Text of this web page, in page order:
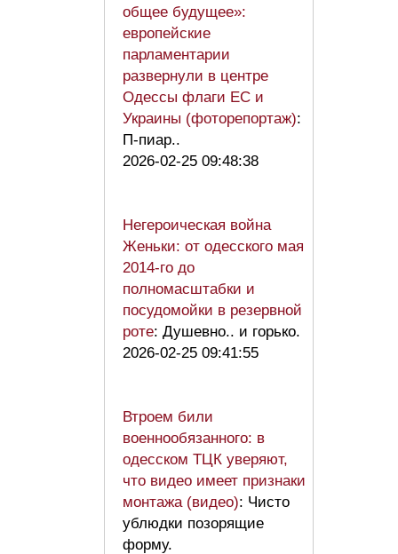
общее будущее»:
европейские
парламентарии
развернули в центре
Одессы флаги ЕС и
Украины (фоторепортаж):
П-пиар..
2026-02-25 09:48:38
Негероическая война
Женьки: от одесского мая
2014-го до
полномасштабки и
посудомойки в резервной
роте: Душевно.. и горько.
2026-02-25 09:41:55
Втроем били
военнообязанного: в
одесском ТЦК уверяют,
что видео имеет признаки
монтажа (видео): Чисто
ублюдки позорящие
форму.